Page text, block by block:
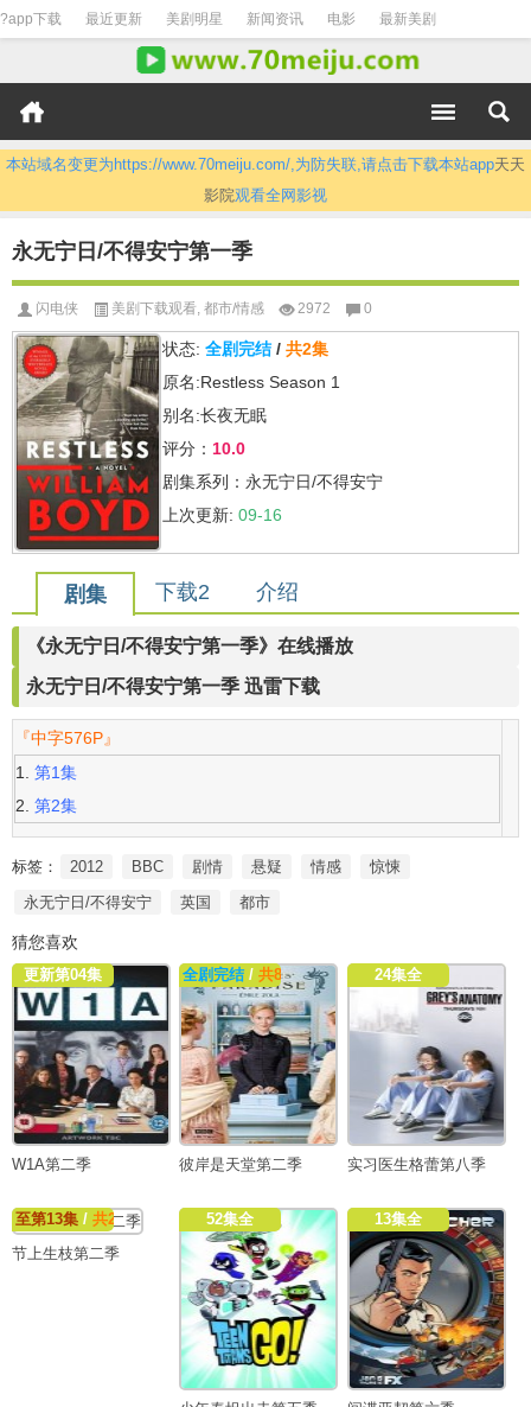
?app下载 最近更新 美剧明星 新闻资讯 电影 最新美剧
本站域名变更为https://www.70meiju.com/,为防失联,请点击下载本站app天天
影院观看全网影视
永无宁日/不得安宁第一季
闪电侠 美剧下载观看, 都市/情感 2972 0
状态: 全剧完结/ 共2集
原名:Restless Season 1
别名:长夜无眠
评分： 10.0
剧集系列：永无宁日/不得安宁
上次更新: 09-16
剧集 下载2 介绍
《永无宁日/不得安宁第一季》在线播放
永无宁日/不得安宁第一季 迅雷下载
『中字576P』
第1集
第2集
标签： 2012 BBC 剧情 悬疑 情感
惊悚
永无宁日/不得安宁
英国 都市
猜您喜欢
更新第04集
W1A第二季
全剧完结 /共8集
彼岸是天堂第二季
24集全
实习医生格蕾第八季
至第13集 / 共20集
节上生枝第二季
52集全 13集全